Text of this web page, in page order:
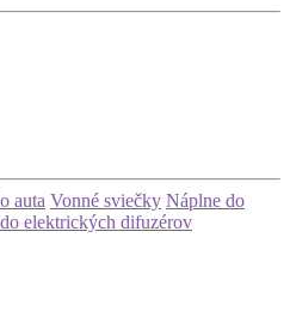
auta Vonné sviečky Náplne do
elektrických difuzérov